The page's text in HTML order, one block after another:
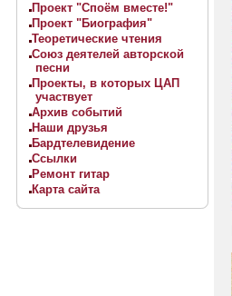
Проект "Споём вместе!"
Проект "Биография"
Теоретические чтения
Союз деятелей авторской
песни
Проекты, в которых ЦАП
участвует
Архив событий
Наши друзья
Бардтелевидение
Ссылки
Ремонт гитар
Карта сайта